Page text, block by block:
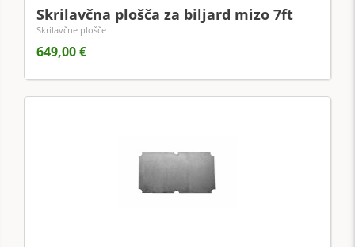
Skrilavčna plošča za biljard mizo 7ft
Skrilavčne plošče
649,00 €